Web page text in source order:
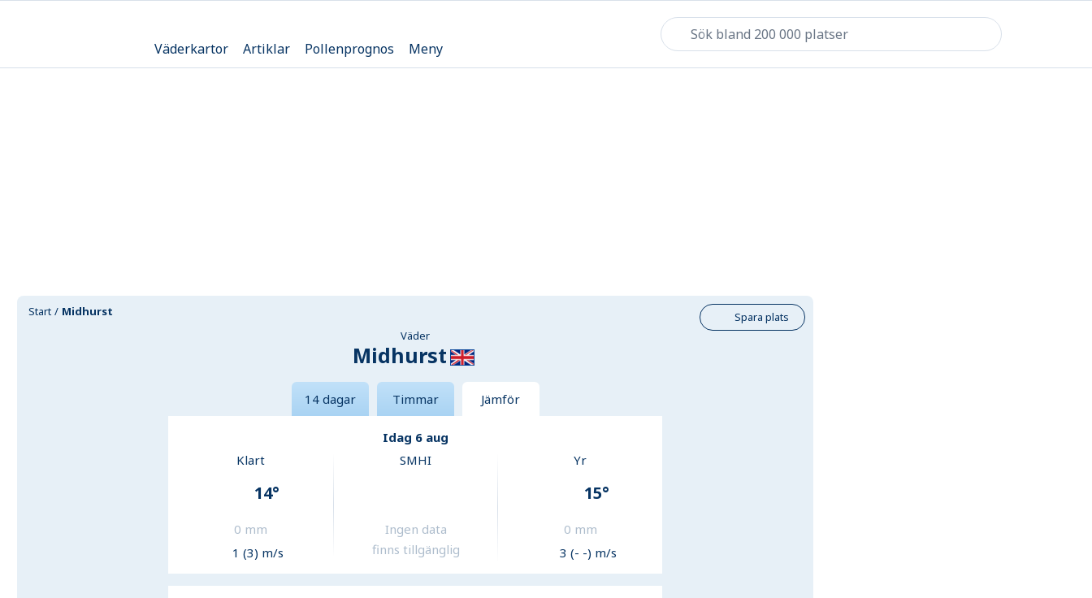
Väderkartor Artiklar Pollenprognos Meny
Start Midhurst
Spara plats
Väder
Midhurst
14 dagar Timmar Jämför
Idag 6 aug
Klart
14°
0 mm
1 (3) m/s
SMHI
Ingen data
finns tillgänglig
Yr
15°
0 mm
3 (- -) m/s